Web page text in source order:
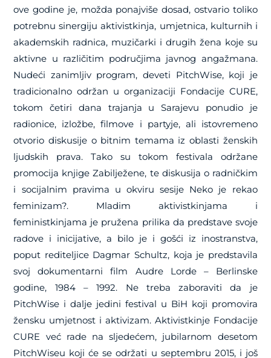
ove godine je, možda ponajviše dosad, ostvario toliko
potrebnu sinergiju aktivistkinja, umjetnica, kulturnih i
akademskih radnica, muzičarki i drugih žena koje su
aktivne u različitim područjima javnog angažmana.
Nudeći zanimljiv program, deveti PitchWise, koji je
tradicionalno održan u organizaciji Fondacije CURE,
tokom četiri dana trajanja u Sarajevu ponudio je
radionice, izložbe, filmove i partyje, ali istovremeno
otvorio diskusije o bitnim temama iz oblasti ženskih
ljudskih prava. Tako su tokom festivala održane
promocija knjige Zabilježene, te diskusija o radničkim
i socijalnim pravima u okviru sesije Neko je rekao
feminizam?. Mladim aktivistkinjama i
feministkinjama je pružena prilika da predstave svoje
radove i inicijative, a bilo je i gošći iz inostranstva,
poput rediteljice Dagmar Schultz, koja je predstavila
svoj dokumentarni film Audre Lorde – Berlinske
godine, 1984 – 1992. Ne treba zaboraviti da je
PitchWise i dalje jedini festival u BiH koji promovira
žensku umjetnost i aktivizam. Aktivistkinje Fondacije
CURE već rade na sljedećem, jubilarnom desetom
PitchWiseu koji će se održati u septembru 2015, i još